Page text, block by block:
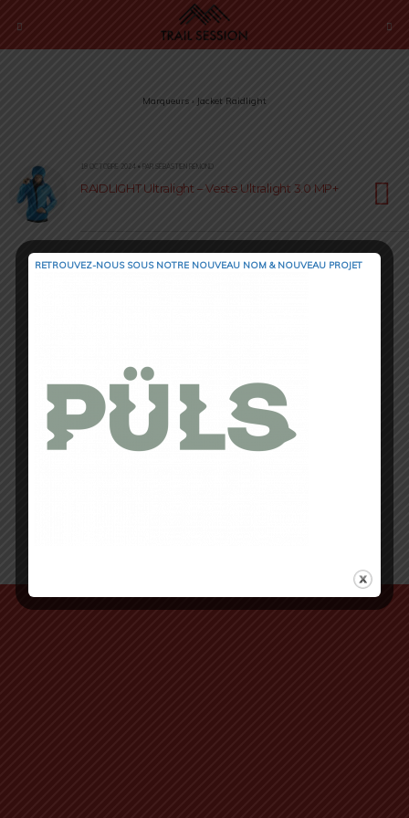
Marqueurs › Jacket Raidlight
18 OCTOBRE 2024 • PAR SÉBASTIEN RÉMOND
RAIDLIGHT Ultralight – Veste Ultralight 3.0 MP+
RETROUVEZ-NOUS SOUS NOTRE NOUVEAU NOM & NOUVEAU PROJET